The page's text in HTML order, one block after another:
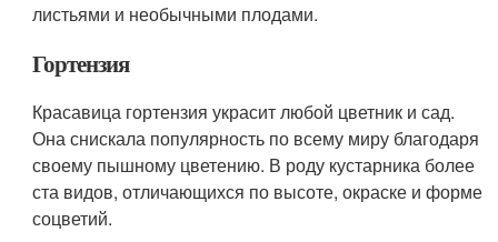
листьями и необычными плодами.
Гортензия
Красавица гортензия украсит любой цветник и сад.
Она снискала популярность по всему миру благодаря
своему пышному цветению. В роду кустарника более
ста видов, отличающихся по высоте, окраске и форме
соцветий.